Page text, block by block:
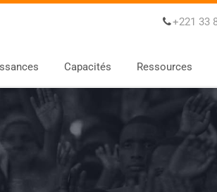
+221 33
Capacités Ressources